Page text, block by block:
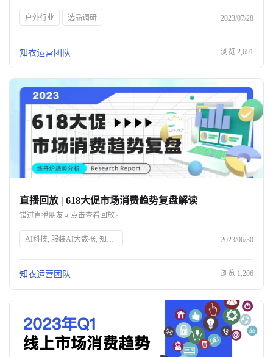
户外行业 选品调研 2023/07/28
知衣运营团队 浏览 2,691
直播回放 | 618大促市场消费趋势复盘解读
错过直播朋友可点击查看回放~
AI科技, 服装AI大数据, 知衣科技, 头部企业, 人工智能, 服装行业, 数据分析, 技术创新, 智能解决方案, 时尚技术 2023/06/30
知衣运营团队 浏览 1,206